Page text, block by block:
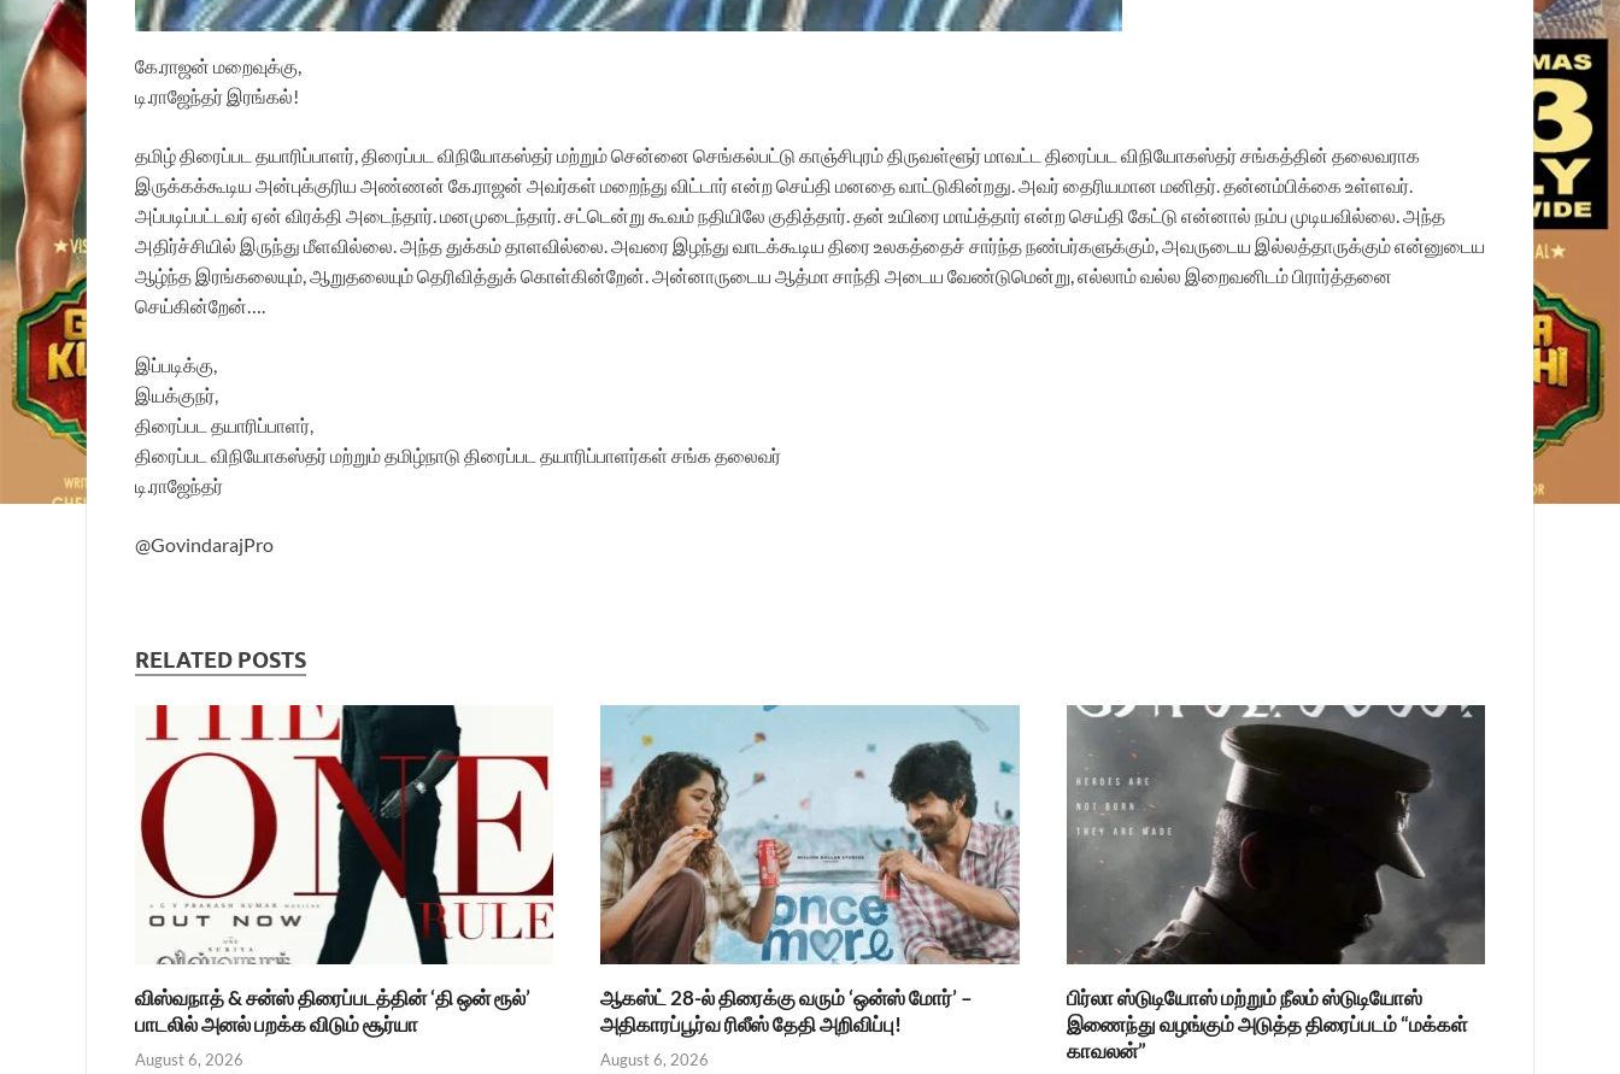
கே.ராஜன் மறைவுக்கு,
டி.ராஜேந்தர் இரங்கல்!
தமிழ் திரைப்பட தயாரிப்பாளர், திரைப்பட விநியோகஸ்தர் மற்றும் சென்னை செங்கல்பட்டு காஞ்சிபுரம் திருவள்ளூர் மாவட்ட திரைப்பட விநியோகஸ்தர் சங்கத்தின் தலைவராக
இருக்கக்கூடிய அன்புக்குரிய அண்ணன் கே.ராஜன் அவர்கள் மறைந்து விட்டார் என்ற செய்தி மனதை வாட்டுகின்றது. அவர் தைரியமான மனிதர். தன்னம்பிக்கை உள்ளவர்.
அப்படிப்பட்டவர் ஏன் விரக்தி அடைந்தார். மனமுடைந்தார். சட்டென்று கூவம் நதியிலே குதித்தார். தன் உயிரை மாய்த்தார் என்ற செய்தி கேட்டு என்னால் நம்ப முடியவில்லை. அந்த
அதிர்ச்சியில் இருந்து மீளவில்லை. அந்த துக்கம் தாளவில்லை. அவரை இழந்து வாடக்கூடிய திரை உலகத்தைச் சார்ந்த நண்பர்களுக்கும், அவருடைய இல்லத்தாருக்கும் என்னுடைய
ஆழ்ந்த இரங்கலையும், ஆறுதலையும் தெரிவித்துக் கொள்கின்றேன். அன்னாருடைய ஆத்மா சாந்தி அடைய வேண்டுமென்று, எல்லாம் வல்ல இறைவனிடம் பிரார்த்தனை
செய்கின்றேன்….
இப்படிக்கு,
இயக்குநர்,
திரைப்பட தயாரிப்பாளர்,
திரைப்பட விநியோகஸ்தர் மற்றும் தமிழ்நாடு திரைப்பட தயாரிப்பாளர்கள் சங்க தலைவர்
டி.ராஜேந்தர்
@GovindarajPro
RELATED POSTS
விஸ்வநாத் & சன்ஸ் திரைப்படத்தின் ‘தி ஒன் ரூல்’
பாடலில் அனல் பறக்க விடும் சூர்யா
August 6, 2026
ஆகஸ்ட் 28-ல் திரைக்கு வரும் ‘ஒன்ஸ் மோர்’ –
அதிகாரப்பூர்வ ரிலீஸ் தேதி அறிவிப்பு!
August 6, 2026
பிர்லா ஸ்டுடியோஸ் மற்றும் நீலம் ஸ்டுடியோஸ்
இணைந்து வழங்கும் அடுத்த திரைப்படம் “மக்கள்
காவலன்”